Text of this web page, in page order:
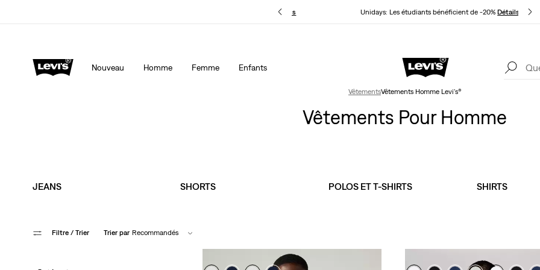
Détails Unidays: Les étudiants bénéficient de -20%Détails
Nouveau Homme Femme Enfants
Levi's App. Le meilleur de Levi’s®, sur mesure, spécialement pour vous.
Détails
VêtementsVêtements Homme Levi's®
Vêtements Pour Homme
JEANS SHORTS POLOS ET T-SHIRTS SHIRTS
Filtre / Trier Trier par Recommandés